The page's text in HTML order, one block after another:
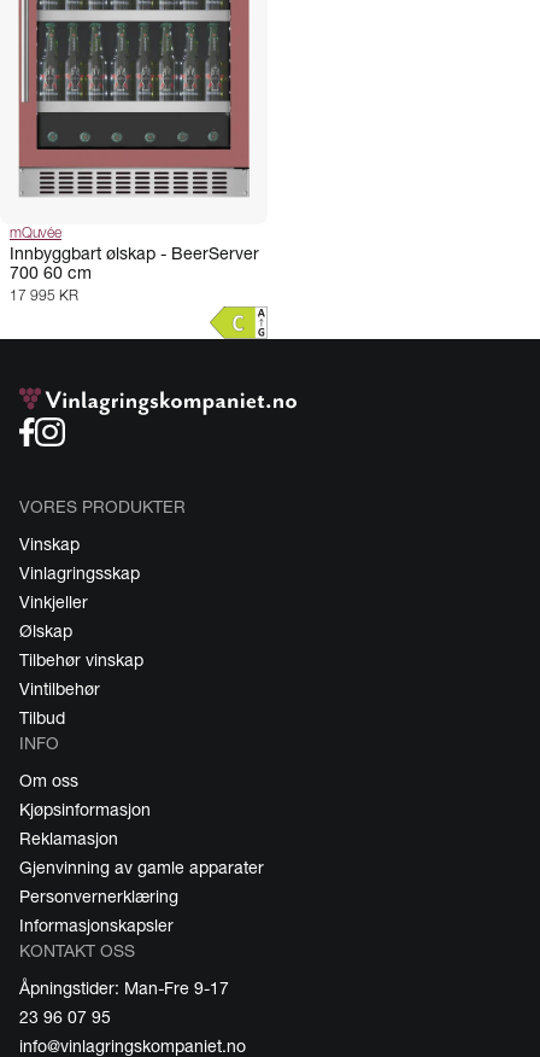
mQuvée
Innbyggbart ølskap - BeerServer
700 60 cm
17 995 KR
VORES PRODUKTER
Vinskap
Vinlagringsskap
Vinkjeller
Ølskap
Tilbehør vinskap
Vintilbehør
Tilbud
INFO
Om oss
Kjøpsinformasjon
Reklamasjon
Gjenvinning av gamle apparater
Personvernerklæring
Informasjonskapsler
KONTAKT OSS
Åpningstider: Man-Fre 9-17
23 96 07 95
info@vinlagringskompaniet.no